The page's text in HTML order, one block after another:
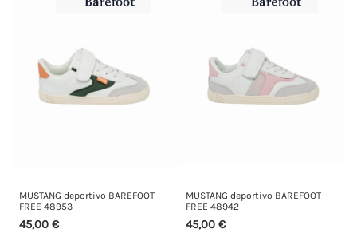
MUSTANG deportivo BAREFOOT
FREE 48953
45,00 €
MUSTANG deportivo BAREFOOT
FREE 48942
45,00 €